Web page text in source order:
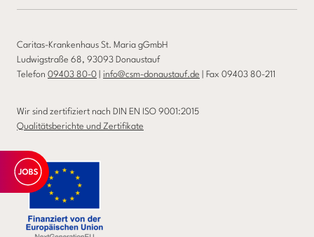
Caritas-Krankenhaus St. Maria gGmbH
Ludwigstraße 68, 93093 Donaustauf
Telefon 09403 80-0 info@csm-donaustauf.de | Fax 09403 80-211
Wir sind zertifiziert nach DIN EN ISO 9001:2015
Qualitätsberichte und Zertifikate